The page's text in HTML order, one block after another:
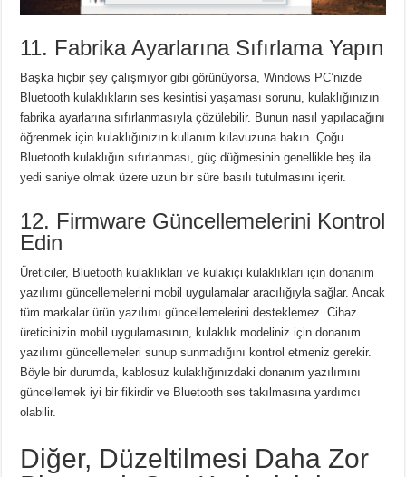
11. Fabrika Ayarlarına Sıfırlama Yapın
Başka hiçbir şey çalışmıyor gibi görünüyorsa, Windows PC’nizde
Bluetooth kulaklıkların ses kesintisi yaşaması sorunu, kulaklığınızın
fabrika ayarlarına sıfırlanmasıyla çözülebilir. Bunun nasıl yapılacağını
öğrenmek için kulaklığınızın kullanım kılavuzuna bakın.Çoğu
Bluetooth kulaklığın sıfırlanması, güç düğmesinin genellikle beş ila
yedi saniye olmak üzere uzun bir süre basılı tutulmasını içerir.
12. Firmware Güncellemelerini Kontrol
Edin
Üreticiler, Bluetooth kulaklıkları ve kulakiçi kulaklıkları için donanım
yazılımı güncellemelerini mobil uygulamalar aracılığıyla sağlar.Ancak
tüm markalar ürün yazılımı güncellemelerini desteklemez.Cihaz
üreticinizin mobil uygulamasının, kulaklık modeliniz için donanım
yazılımı güncellemeleri sunup sunmadığını kontrol etmeniz gerekir.
Böyle bir durumda, kablosuz kulaklığınızdaki donanım yazılımını
güncellemek iyi bir fikirdir ve Bluetooth ses takılmasına yardımcı
olabilir.
Diğer, Düzeltilmesi Daha Zor